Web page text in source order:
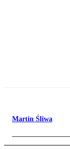
Martin Śliwa